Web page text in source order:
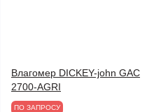
Влагомер DICKEY-john GAC
2700-AGRI
ПО ЗАПРОСУ